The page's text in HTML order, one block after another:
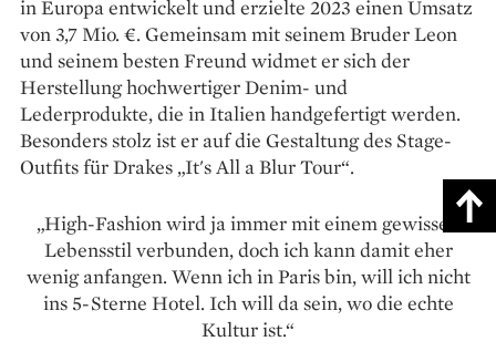
in Europa entwickelt und erzielte 2023 einen Umsatz
von 3,7 Mio. €. Gemeinsam mit seinem Bruder Leon
und seinem besten Freund widmet er sich der
Herstellung hochwertiger Denim- und
Lederprodukte, die in Italien handgefertigt werden.
Besonders stolz ist er auf die Gestaltung des Stage-
Outfits für Drakes „It's All a Blur Tour“.
„High-Fashion wird ja immer mit einem gewissen
Lebensstil verbunden, doch ich kann damit eher
wenig anfangen. Wenn ich in Paris bin, will ich nicht
ins 5-Sterne Hotel. Ich will da sein, wo die echte
Kultur ist.“